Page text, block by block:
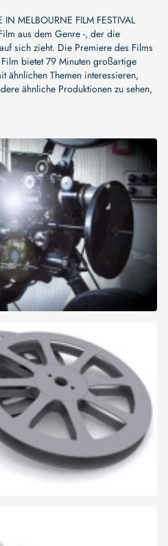
MELBOURNE FILM FESTIVAL
aus dem Genre -, der die
sich zieht. Die Premiere des Films
bietet 79 Minuten großartige
ähnlichen Themen interessieren,
ähnliche Produktionen zu sehen,